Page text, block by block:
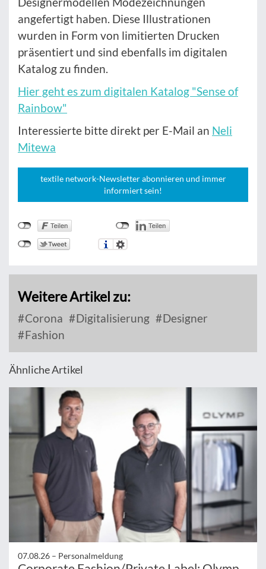
angefertigt haben. Diese Illustrationen
wurden in Form von limitierten Drucken
präsentiert und sind ebenfalls im digitalen
Katalog zu finden.
Hier geht es zum digitalen Katalog "Sense of
Rainbow"
Interessierte bitte direkt per E-Mail an Neli
Mitewa
textile network-Newsletter abonnieren und immer
informiert sein!
Weitere Artikel zu:
Corona Digitalisierung
Designer
Fashion
Ähnliche Artikel
07.08.26 – Personalmeldung